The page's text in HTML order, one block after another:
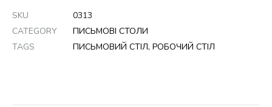
SKU
0313
CATEGORY
ПИСЬМОВІ СТОЛИ
TAGS
ПИСЬМОВИЙ СТІЛ, РОБОЧИЙ СТІЛ